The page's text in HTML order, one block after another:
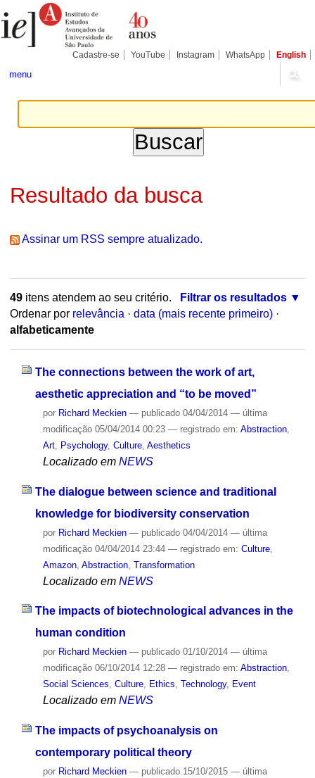
para
conteúdo.
Pessoais
Cadastre-se YouTube Instagram WhatsApp English
menu
Resultado da busca
Assinar um RSS sempre atualizado.
49itens atendem ao seu critério.
Filtrar os resultados
Ordenar por relevância · data (mais recente primeiro) ·
alfabeticamente
The connections between the work of art,
aesthetic appreciation and “to be moved”
por Richard Meckien — publicado04/04/2014 — última
modificação05/04/2014 00:23 — registrado em: Abstraction,
Art, Psychology, Culture, Aesthetics
Localizado em NEWS
The dialogue between science and traditional
knowledge for biodiversity conservation
por Richard Meckien — publicado04/04/2014 — última
modificação04/04/2014 23:44 — registrado em: Culture,
Amazon, Abstraction, Transformation
Localizado em NEWS
The impacts of biotechnological advances in the
human condition
por Richard Meckien — publicado01/10/2014 — última
modificação06/10/2014 12:28 — registrado em: Abstraction,
Social Sciences, Culture, Ethics, Technology, Event
Localizado em NEWS
The impacts of psychoanalysis on
contemporary political theory
por Richard Meckien — publicado15/10/2015 — última